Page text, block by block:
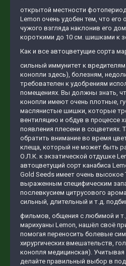
открытой местности
Lеmon очень удобен тем, что его
чужого взгляда наклонив его
короткими до 10 см. шишками к
Как и все автоцветущие сорта
сильный иммунитет к
конопли здесь), болезням,
требователен к удобрениям
помещениях. Вы должны знать,
конопли имеют очень плотные,
маслянистые шишки, которые
вентиляцию и обдув в процессе
появления плесени в соцветиях.
обратить внимание во время
клеща, который не может быть
О.Л.К. к экзатической отдушке
автоцветущий сорт канабиса
Gold Seeds имеет очень высокое
выраженным специфическим
послевкусием цитрусового
сильный, длительный и т.д.
фильмов, общения с любимой и
марихуаны Lеmon, нашёл своё
помогая переносить болевые
хирургических вмешательств,
конопля медицинская).
делайте правильный выбор в